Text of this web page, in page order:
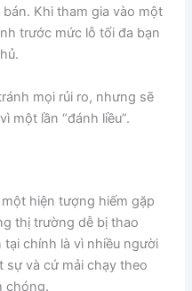
Khi tham gia vào một
trước mức lỗ tối đa bạn
mọi rủi ro, nhưng sẽ
một lần “đánh liều”.
hiện tượng hiếm gặp
thị trường dễ bị thao
chính là vì nhiều người
sự và cứ mải chạy theo
chóng.